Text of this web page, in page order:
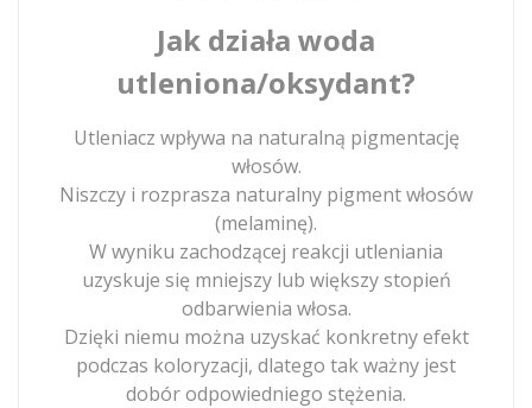
Jak działa woda
utleniona/oksydant?
Utleniacz wpływa na naturalną pigmentację
włosów.
Niszczy i rozprasza naturalny pigment włosów
(melaminę).
W wyniku zachodzącej reakcji utleniania
uzyskuje się mniejszy lub większy stopień
odbarwienia włosa.
Dzięki niemu można uzyskać konkretny efekt
podczas koloryzacji, dlatego tak ważny jest
dobór odpowiedniego stężenia.